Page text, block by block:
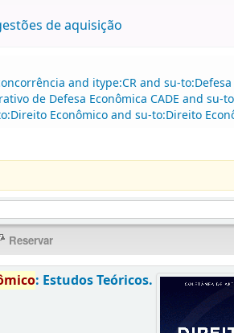
de aquisição
and itype:CR and su-
de Defesa Econômica CADE and su-
Econômico and su-to:Direito
: Estudos Teóricos.